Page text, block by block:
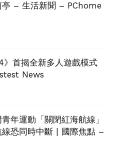
亭 – 生活新聞 – PChome
》首揭全新多人遊戲模式
News
年運動「關閉紅海航線」
恐同時中斷 | 國際焦點 –